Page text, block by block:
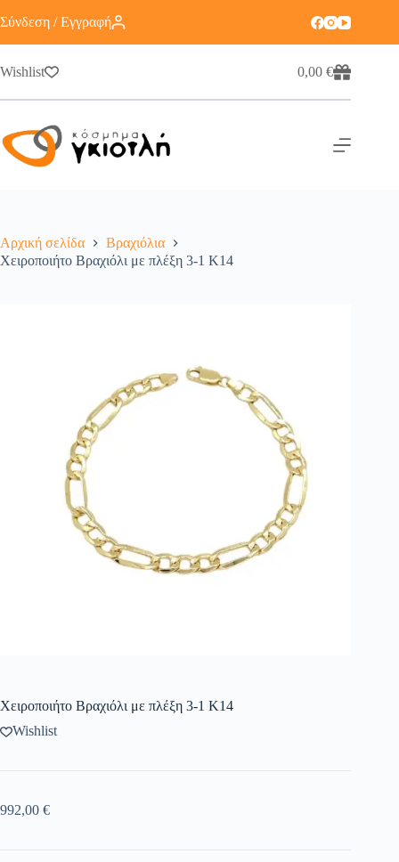
Σύνδεση / Εγγραφή
Wishlist 0,00€
Αρχική σελίδα
Βραχιόλια
Χειροποιήτο Βραχιόλι με πλέξη 3-1 Κ14
Χειροποιήτο Βραχιόλι με πλέξη 3-1 Κ14
Wishlist
992,00 €